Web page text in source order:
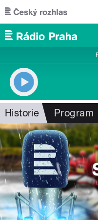
Přejít k hlavnímu obsahu
Historie Program